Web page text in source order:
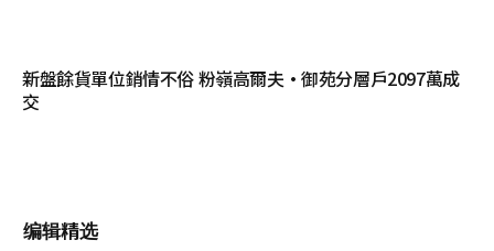
新盤餘貨單位銷情不俗 粉嶺高爾夫·御苑分層戶2097萬成
交
编辑精选